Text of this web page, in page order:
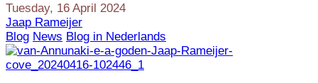
Tuesday, 16 April 2024
Jaap Rameijer
Blog News Blog in Nederlands